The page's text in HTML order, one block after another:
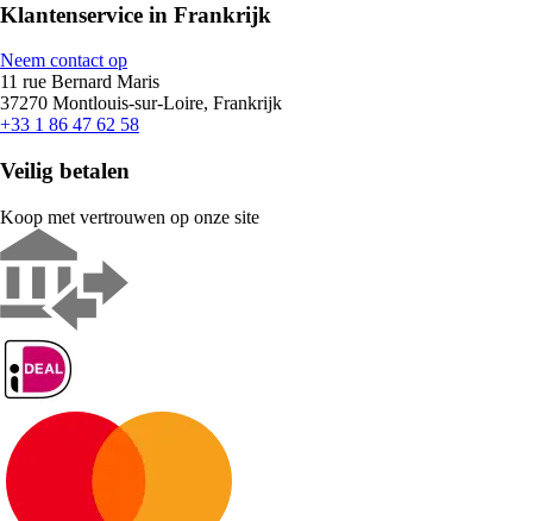
Klantenservice in Frankrijk
Neem contact op
11 rue Bernard Maris
37270 Montlouis-sur-Loire, Frankrijk
+33 1 86 47 62 58
Veilig betalen
Koop met vertrouwen op onze site